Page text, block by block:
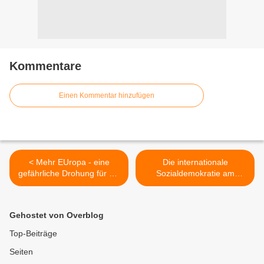
Kommentare
Einen Kommentar hinzufügen
< Mehr EUropa - eine
gefährliche Drohung für die
"kleinen Leute"
Die internationale
Sozialdemokratie am
Vorabend des I. Weltkriegs
Gehostet von Overblog
Top-Beiträge
Seiten